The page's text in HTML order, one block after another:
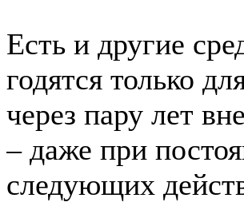
Есть и другие
годятся только
через пару лет
– даже при
следующих